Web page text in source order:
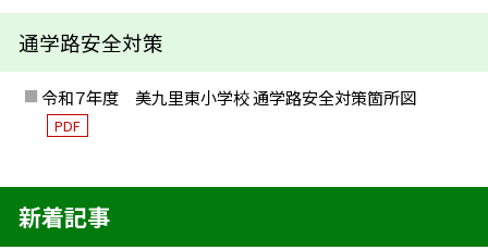
通学路安全対策
令和７年度 美九里東小学校 通学路安全対策箇所図
PDF
新着記事